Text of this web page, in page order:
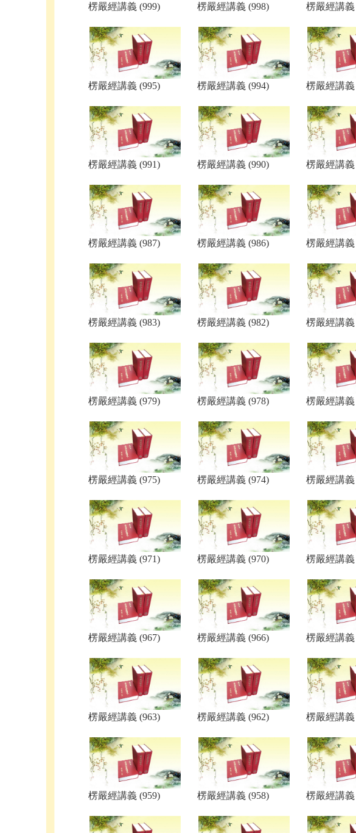
楞嚴經講義 (999) 楞嚴經講義 (998) 楞嚴經講義
楞嚴經講義 (995) 楞嚴經講義 (994) 楞嚴經講義
楞嚴經講義 (991) 楞嚴經講義 (990) 楞嚴經講義
楞嚴經講義 (987) 楞嚴經講義 (986) 楞嚴經講義
楞嚴經講義 (983) 楞嚴經講義 (982) 楞嚴經講義
楞嚴經講義 (979) 楞嚴經講義 (978) 楞嚴經講義
楞嚴經講義 (975) 楞嚴經講義 (974) 楞嚴經講義
楞嚴經講義 (971) 楞嚴經講義 (970) 楞嚴經講義
楞嚴經講義 (967) 楞嚴經講義 (966) 楞嚴經講義
楞嚴經講義 (963) 楞嚴經講義 (962) 楞嚴經講義
楞嚴經講義 (959) 楞嚴經講義 (958) 楞嚴經講義